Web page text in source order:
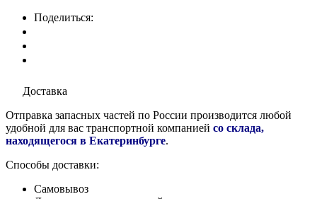
Поделиться:
Доставка
Отправка запасных частей по России производится любой
удобной для вас транспортной компанией со склада,
находящегося в Екатеринбурге.
Способы доставки:
Самовывоз